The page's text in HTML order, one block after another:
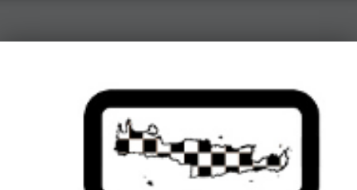
Κάνε τη σωστή κίνηση…